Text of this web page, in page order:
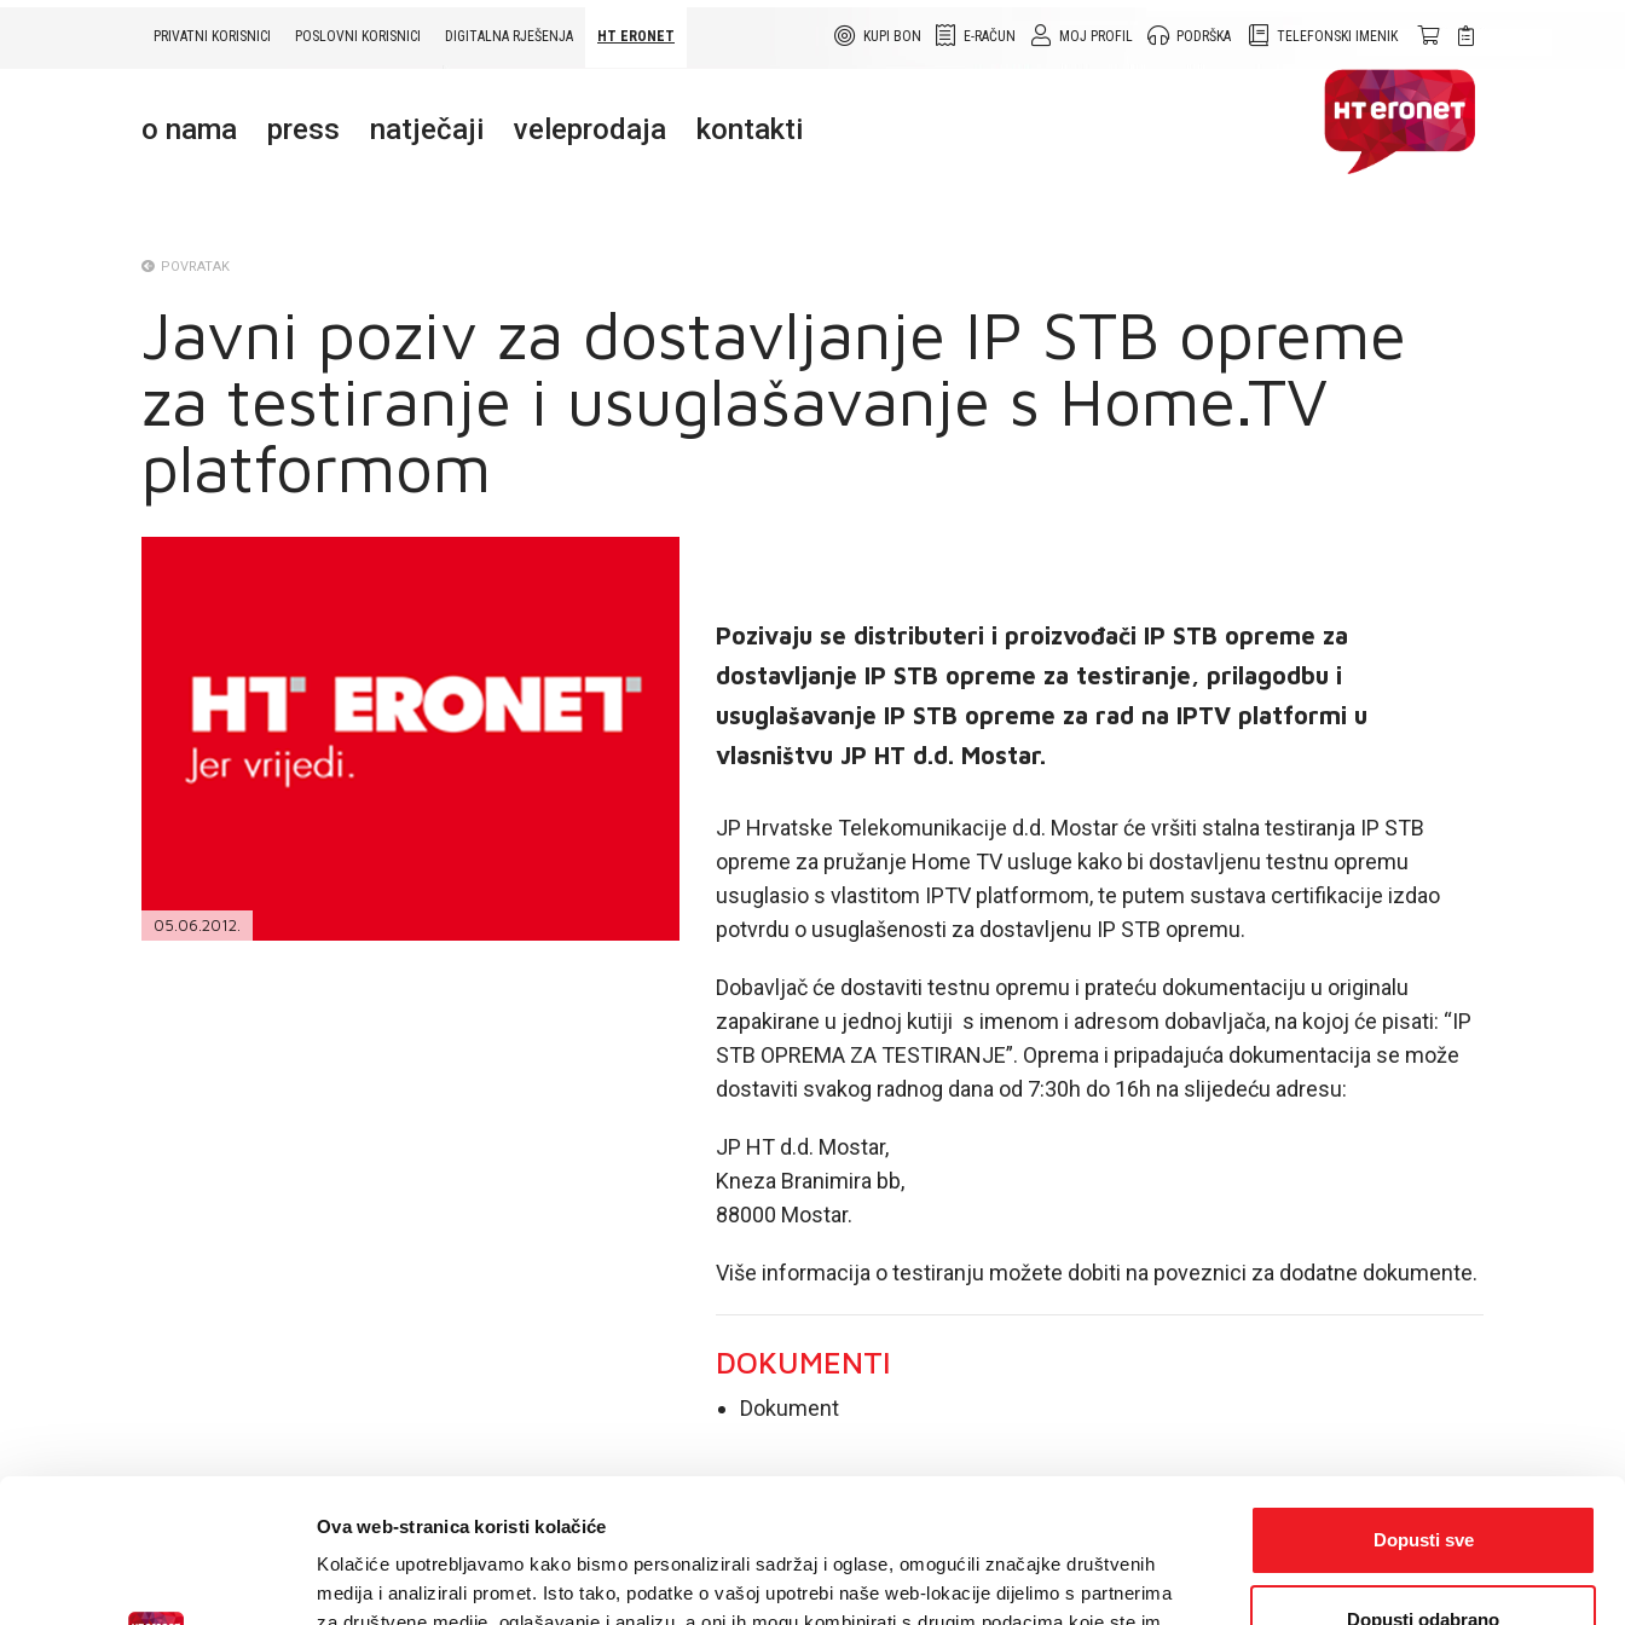
Ova web-stranica koristi kolačiće
Kolačiće upotrebljavamo kako bismo personalizirali sadržaj i oglase, omogućili značajke društvenih
medija i analizirali promet. Isto tako, podatke o vašoj upotrebi naše web-lokacije dijelimo s partnerima
Dopusti sve
Dopusti odabrano
TELEFONSKI IMENIK
PODRŠKA
MOJ PROFIL
E-RAČUN
KUPI BON
PRIVATNI KORISNICI POSLOVNI KORISNICI DIGITALNA RJEŠENJA HT ERONET
o nama press natječaji veleprodaja kontakti
POVRATAK
Javni poziv za dostavljanje IP STB opreme
za testiranje i usuglašavanje s Home.TV
platformom
05.06.2012.
Pozivaju se distributeri i proizvođači IP STB opreme za
dostavljanje IP STB opreme za testiranje, prilagodbu i
usuglašavanje IP STB opreme za rad na IPTV platformi u
vlasništvu JP HT d.d. Mostar.
JP Hrvatske Telekomunikacije d.d. Mostar će vršiti stalna testiranja IP STB
opreme za pružanje Home TV usluge kako bi dostavljenu testnu opremu
usuglasio s vlastitom IPTV platformom, te putem sustava certifikacije izdao
potvrdu o usuglašenosti za dostavljenu IP STB opremu.
Dobavljač će dostaviti testnu opremu i prateću dokumentaciju u originalu
zapakirane u jednoj kutiji s imenom i adresom dobavljača, na kojoj će pisati: “IP
STB OPREMA ZA TESTIRANJE”. Oprema i pripadajuća dokumentacija se može
dostaviti svakog radnog dana od 7:30h do 16h na slijedeću adresu:
JP HT d.d. Mostar,
Kneza Branimira bb,
88000 Mostar.
Više informacija o testiranju možete dobiti na poveznici za dodatne dokumente.
DOKUMENTI
Dokument